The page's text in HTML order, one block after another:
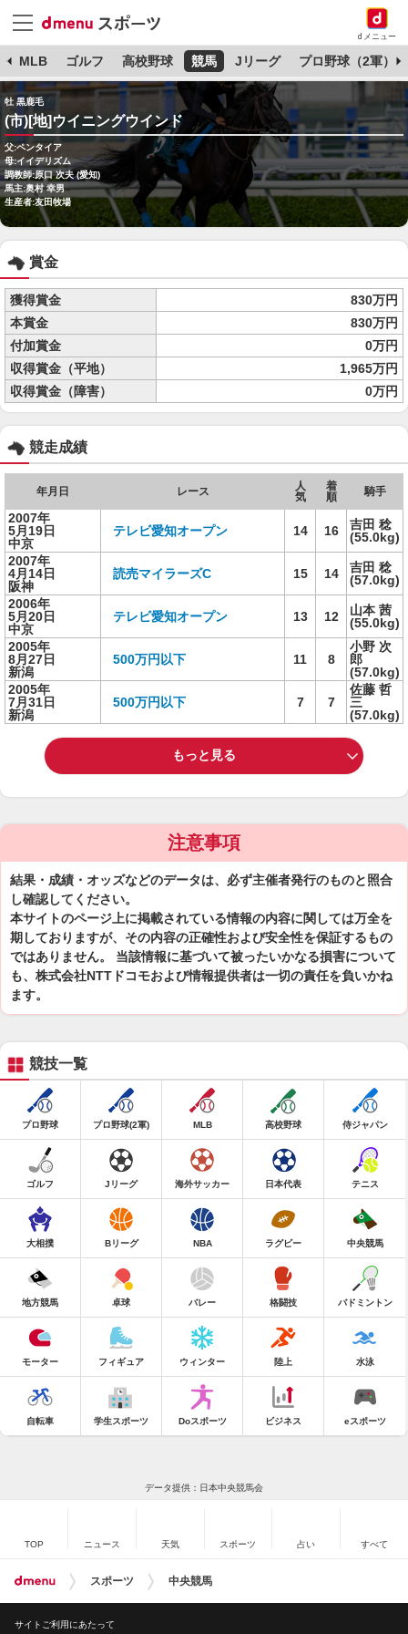
dメニュー
MLB ゴルフ 高校野球 競馬 Jリーグ プロ野球（2軍）
牡 黒鹿毛
(市)[地]ウイニングウインド
父:ペンタイア
母:イイデリズム
調教師:原口 次夫 (愛知)
馬主:奥村 幸男
生産者:友田牧場
賞金
獲得賞金
830万円
本賞金
830万円
付加賞金
0万円
収得賞金（平地）
1,965万円
収得賞金（障害）
0万円
競走成績
年月日 レース
人
気
着
順
騎手
2007年
5月19日
中京
テレビ愛知オープン 14 16
吉田 稔
(55.0kg)
2007年
4月14日
阪神
読売マイラーズC 15 14
吉田 稔
(57.0kg)
2006年
5月20日
中京
テレビ愛知オープン 13 12
山本 茜
(55.0kg)
2005年
8月27日
新潟
500万円以下 11 8
小野 次
郎
(57.0kg)
2005年
7月31日
新潟
500万円以下 7 7
佐藤 哲
三
(57.0kg)
もっと見る
注意事項
結果・成績・オッズなどのデータは、必ず主催者発行のものと照合
し確認してください。
本サイトのページ上に掲載されている情報の内容に関しては万全を
期しておりますが、その内容の正確性および安全性を保証するもの
ではありません。 当該情報に基づいて被ったいかなる損害について
も、株式会社NTTドコモおよび情報提供者は一切の責任を負いかね
ます。
競技一覧
プロ野球 プロ野球(2軍) MLB 高校野球 侍ジャパン
ゴルフ Jリーグ 海外サッカー 日本代表 テニス
大相撲 Bリーグ NBA ラグビー 中央競馬
地方競馬 卓球 バレー 格闘技 バドミントン
モーター フィギュア ウィンター 陸上 水泳
自転車 学生スポーツ Doスポーツ ビジネス eスポーツ
データ提供：日本中央競馬会
TOP ニュース 天気 スポーツ 占い すべて
スポーツ 中央競馬
サイトご利用にあたって